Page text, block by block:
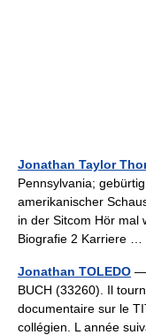
Jonathan Taylor
Pennsylvania;
amerikanischer
in der Sitcom Hör mal
Biografie 2 Karriere …
Jonathan TOLEDO —
BUCH (33260). Il
documentaire sur le
collégien. L année